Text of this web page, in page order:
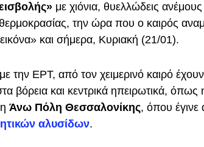
με χιόνια, θυελλώδεις
θερμοκρασίας, την ώρα που ο καιρός
και σήμερα, Κυριακή (21/01).
την ΕΡΤ, από τον χειμερινό καιρό
βόρεια και κεντρικά ηπειρωτικά, όπως
Άνω Πόλη Θεσσαλονίκης, όπου έγινε
αλυσίδων.